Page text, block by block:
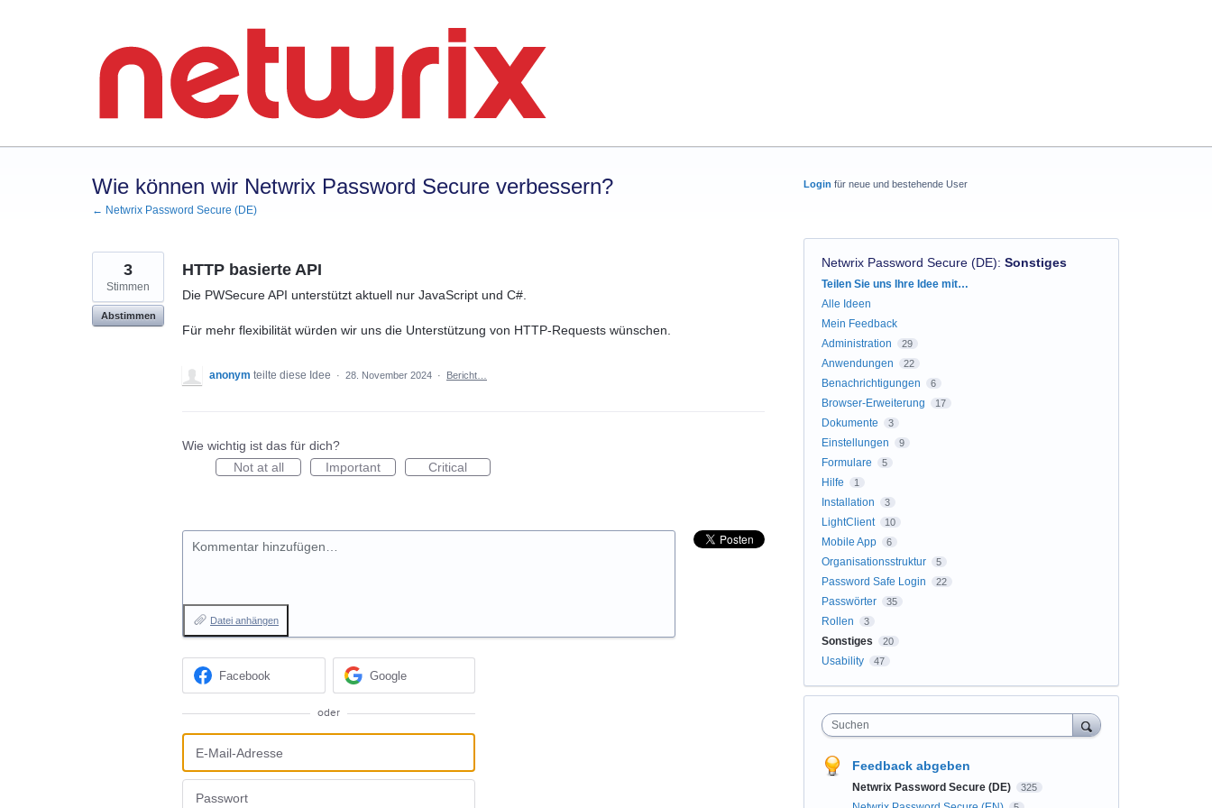
Wie können wir Netwrix Password Secure verbessern?
← Netwrix Password Secure (DE)
HTTP basierte API
Die PWSecure API unterstützt aktuell nur JavaScript und C#.
Für mehr flexibilität würden wir uns die Unterstützung von HTTP-Requests wünschen.
3
Stimmen
Abstimmen
anonym teilte diese Idee · 28. November 2024 · Bericht…
Wie wichtig ist das für dich?
Not at all
Important Critical
Kommentar hinzufügen…
Datei anhängen
Facebook Google
oder
Login für neue und bestehende User
Netwrix Password Secure (DE): Sonstiges
Kategorien
Teilen Sie uns Ihre Idee mit…
Alle Ideen
Mein Feedback
Administration
29
Anwendungen 22
Benachrichtigungen 6
Browser-Erweiterung 17
Dokumente 3
Einstellungen 9
Formulare 5
Hilfe 1
Installation 3
LightClient 10
Mobile App 6
Organisationsstruktur 5
Password Safe Login 22
Passwörter 35
Rollen 3
Sonstiges 20
Usability 47
Suchen
Feedback abgeben
Netwrix Password Secure (DE) 325